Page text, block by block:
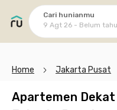
Cari hunianmu
9 Agt 26 - Belum tahu
Home Jakarta Pusat
Apartemen Dekat